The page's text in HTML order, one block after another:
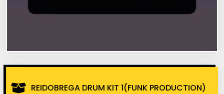
REIDOBREGA DRUM KIT 1(FUNK PRODUCTION)